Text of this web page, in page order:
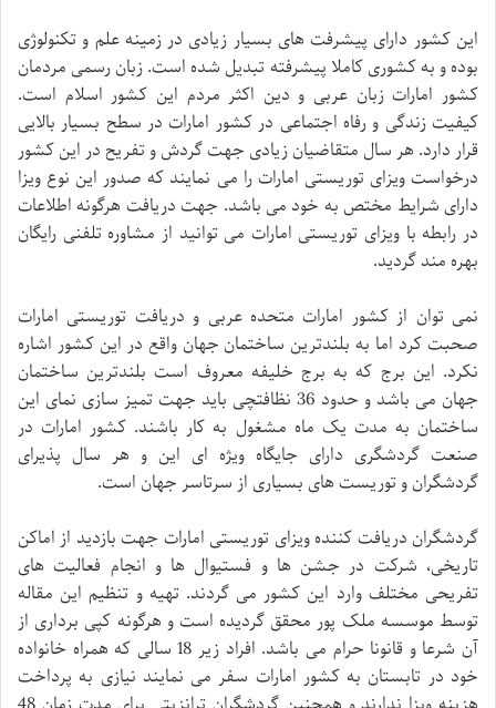
این کشور دارای پیشرفت های بسیار زیادی در زمینه علم و تکنولوژی
بوده و به کشوری کاملا پیشرفته تبدیل شده است. زبان رسمی مردمان
کشور امارات زبان عربی و دین اکثر مردم این کشور اسلام است.
کیفیت زندگی و رفاه اجتماعی در کشور امارات در سطح بسیار بالایی
قرار دارد. هر سال متقاضیان زیادی جهت گردش و تفریح در این کشور
درخواست ویزای توریستی امارات را می نمایند که صدور این نوع ویزا
دارای شرایط مختص به خود می باشد. جهت دریافت هرگونه اطلاعات
در رابطه با ویزای توریستی امارات می توانید از مشاوره تلفنی رایگان
بهره مند گردید.
نمی توان از کشور امارات متحده عربی و دریافت توریستی امارات
صحبت کرد اما به بلندترین ساختمان جهان واقع در این کشور اشاره
نکرد. این برج که به برج خلیفه معروف است بلندترین ساختمان
جهان می باشد و حدود 36 نظافتچی باید جهت تمیز سازی نمای این
ساختمان به مدت یک ماه مشغول به کار باشند. کشور امارات در
صنعت گردشگری دارای جایگاه ویژه ای این و هر سال پذیرای
گردشگران و توریست های بسیاری از سرتاسر جهان است.
گردشگران دریافت کننده ویزای توریستی امارات جهت بازدید از اماکن
تاریخی، شرکت در جشن ها و فستیوال ها و انجام فعالیت های
تفریحی مختلف وارد این کشور می گردند. تهیه و تنظیم این مقاله
توسط موسسه ملک پور محقق گردیده است و هرگونه کپی برداری از
آن شرعا و قانونا حرام می باشد. افراد زیر 18 سالی که همراه خانواده
خود در تابستان به کشور امارات سفر می نمایند نیازی به پرداخت